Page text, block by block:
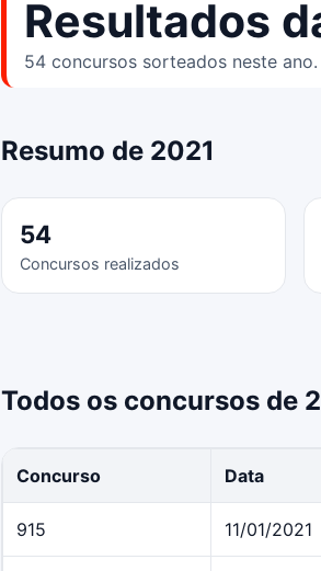
Resultados
54 concursos sorteados neste ano.
Resumo de 2021
54
Concursos realizados
Todos os concursos de
Concurso Data
915 11/01/2021